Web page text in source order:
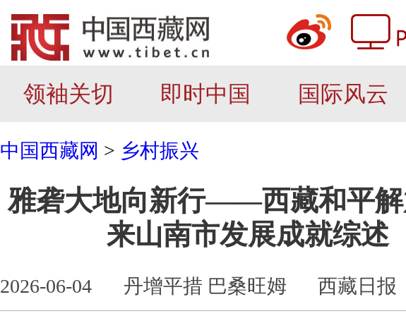
领袖关切 即时中国 国际风云
中国西藏网 > 乡村振兴
雅砻大地向新行——西藏和平解
来山南市发展成就综述
2026-06-04 丹增平措 巴桑旺姆 西藏日报